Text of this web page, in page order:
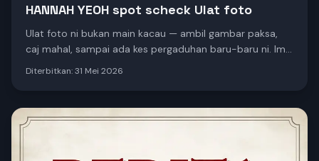
HANNAH YEOH spot scheck Ulat foto
Ulat foto ni bukan main kacau — ambil gambar paksa,
caj mahal, sampai ada kes pergaduhan baru-baru ni. Imej
Diterbitkan:31 Mei 2026